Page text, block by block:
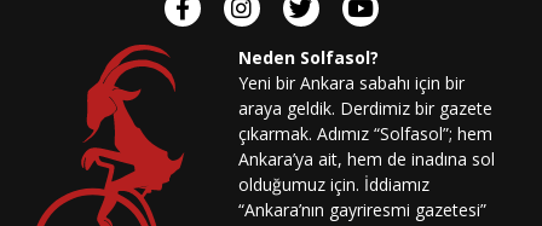
Neden Solfasol?
Yeni bir Ankara sabahı için bir
araya geldik. Derdimiz bir gazete
çıkarmak. Adımız “Solfasol”; hem
Ankara’ya ait, hem de inadına sol
olduğumuz için. İddiamız
“Ankara’nın gayriresmi gazetesi”